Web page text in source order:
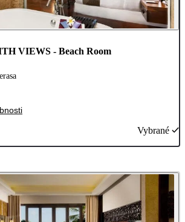
VIEWS - Beach Room
Vybrané